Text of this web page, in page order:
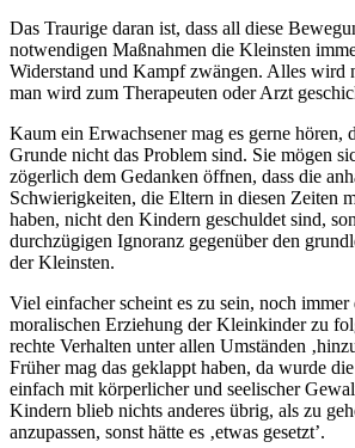
Das Traurige daran ist, dass all diese
notwendigen Maßnahmen die Kleinsten
Widerstand und Kampf zwängen. Alles wird
man wird zum Therapeuten oder Arzt
Kaum ein Erwachsener mag es gerne hören,
Grunde nicht das Problem sind. Sie mögen
zögerlich dem Gedanken öffnen, dass die
Schwierigkeiten, die Eltern in diesen Zeiten
haben, nicht den Kindern geschuldet sind,
durchzügigen Ignoranz gegenüber den
der Kleinsten.
Viel einfacher scheint es zu sein, noch immer
moralischen Erziehung der Kleinkinder zu
rechte Verhalten unter allen Umständen
Früher mag das geklappt haben, da wurde
einfach mit körperlicher und seelischer
Kindern blieb nichts anderes übrig, als zu
anzupassen, sonst hätte es ‚etwas gesetzt’.